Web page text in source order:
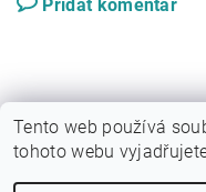
Přidat komentář
Sytypes.cz
Tento web používá
tohoto webu